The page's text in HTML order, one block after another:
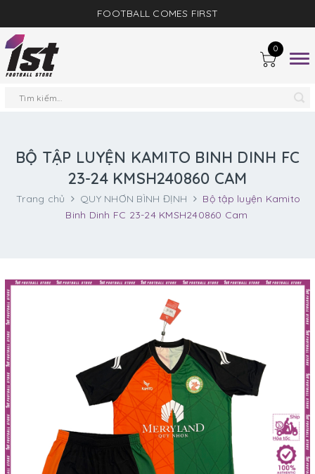
FOOTBALL COMES FIRST
0
BỘ TẬP LUYỆN KAMITO BINH DINH FC
23-24 KMSH240860 CAM
Trang chủ QUY NHƠN BÌNH ĐỊNH
Bộ tập luyện Kamito
Binh Dinh FC 23-24 KMSH240860 Cam